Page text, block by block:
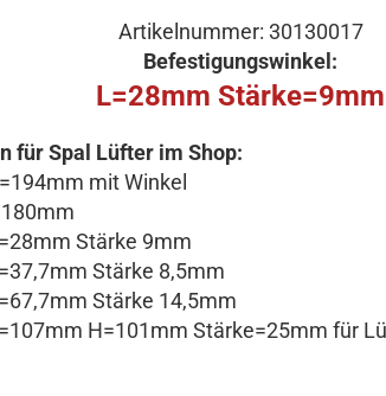
Artikelnummer: 30130017
Befestigungswinkel:
L=28mm Stärke=9mm
für Spal Lüfter im Shop:
mit Winkel
Stärke 9mm
Stärke 8,5mm
Stärke 14,5mm
H=101mm Stärke=25mm für